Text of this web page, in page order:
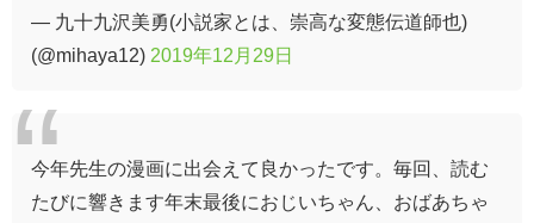
— 九十九沢美勇(小説家とは、崇高な変態伝道師也)
(@mihaya12) 2019年12月29日
今年先生の漫画に出会えて良かったです。毎回、読む
たびに響きます年末最後におじいちゃん、おばあちゃ